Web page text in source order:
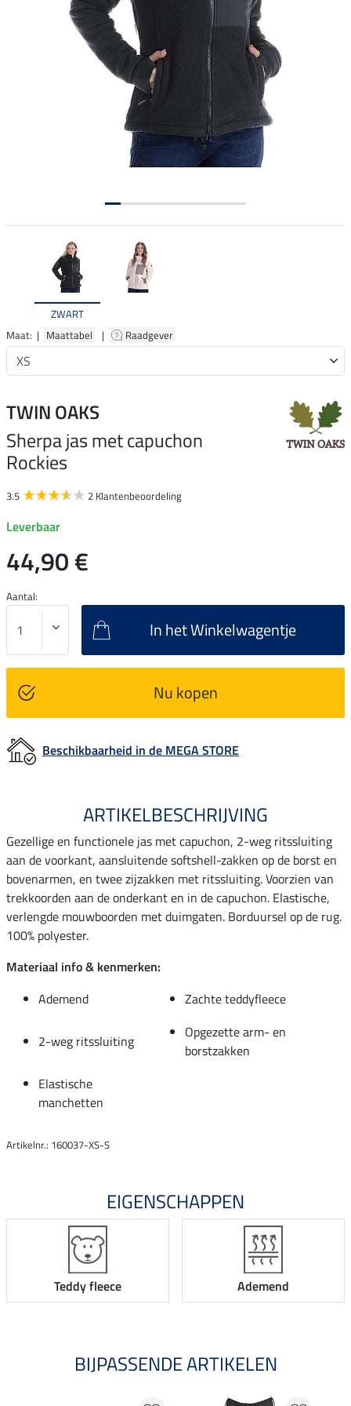
ZWART
Maat: | Maattabel | Raadgever
TWIN OAKS
Sherpa jas met capuchon
Rockies
3.5 2 Klantenbeoordeling
Leverbaar
44,90 €
Aantal:
In het Winkelwagentje
Nu kopen
Beschikbaarheid in de MEGA STORE
ARTIKELBESCHRIJVING
Gezellige en functionele jas met capuchon, 2-weg ritssluiting
aan de voorkant, aansluitende softshell-zakken op de borst en
bovenarmen, en twee zijzakken met ritssluiting. Voorzien van
trekkoorden aan de onderkant en in de capuchon. Elastische,
verlengde mouwboorden met duimgaten. Borduursel op de rug.
100% polyester.
Materiaal info & kenmerken:
Ademend
Zachte teddyfleece
2-weg ritssluiting
Opgezette arm- en
borstzakken
Elastische
manchetten
Artikelnr.: 160037-XS-S
EIGENSCHAPPEN
Teddy fleece Ademend
BIJPASSENDE ARTIKELEN